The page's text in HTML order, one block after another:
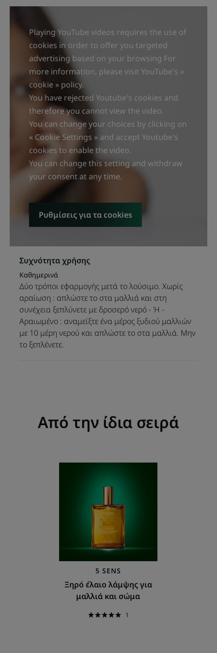
Playing YouTube videos requires the use of
cookies in order to offer you targeted
advertising based on your browsing For
more information, please visit YouTube's «
cookie » policy.
You have rejected Youtube's cookies and
therefore you cannot view the video.
You can change your choices by clicking on
« Cookie Settings » and accept Youtube's
cookies to enable the video.
You can change this setting and withdraw
your consent at any time.
Ρυθμίσεις για τα cookies
Συχνότητα χρήσης
Καθημερινά
Δύο τρόποι εφαρμογής μετά το λούσιμο. Χωρίς
αραίωση : απλώστε το στα μαλλιά και στη
συνέχεια ξεπλύνετε με δροσερό νερό - Ή -
Αραιωμένο : αναμείξτε ένα μέρος ξυδιού μαλλιών
με 10 μέρη νερού και απλώστε το στα μαλλιά. Μην
το ξεπλένετε.
Από την ίδια σειρά
λάμψης
για
μαλλιά
και
σώμα
5 SENS
Ξηρό έλαιο λάμψης για
μαλλιά και σώμα
1